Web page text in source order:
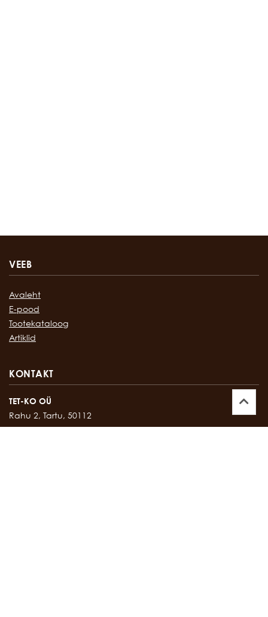
VEEB
Avaleht
E-pood
Tootekataloog
Artiklid
KONTAKT
TET-KO OÜ
Rahu 2, Tartu, 50112
Kontor:747 17 35